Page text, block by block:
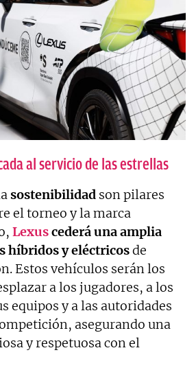
al servicio de las estrellas
sostenibilidad son pilares
el torneo y la marca
Lexuscederá una amplia
híbridos y eléctricosde
Estos vehículos serán los
a los jugadores, a los
equipos y a las autoridades
asegurando una
y respetuosa con el